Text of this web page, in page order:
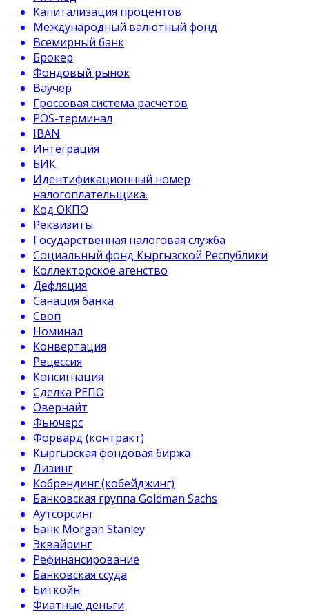
Капитализация процентов
Международный валютный фонд
Всемирный банк
Брокер
Фондовый рынок
Ваучер
Гроссовая система расчетов
POS-терминал
IBAN
Интеграция
БИК
Идентификационный номер
налогоплательщика.
Код ОКПО
Реквизиты
Государственная налоговая служба
Социальный фонд Кыргызской Республики
Коллекторское агенство
Дефляция
Санация банка
Своп
Номинал
Конвертация
Рецессия
Консигнация
Сделка РЕПО
Овернайт
Фьючерс
Форвард (контракт)
Кыргызская фондовая биржа
Лизинг
Кобрендинг (кобейджинг)
Банковская группа Goldman Sachs
Аутсорсинг
Банк Morgan Stanley
Эквайринг
Рефинансирование
Банковская ссуда
Биткойн
Фиатные деньги